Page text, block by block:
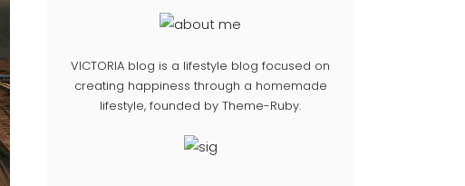
VICTORIA blog is a lifestyle blog focused on
creating happiness through a homemade
lifestyle, founded by Theme-Ruby.